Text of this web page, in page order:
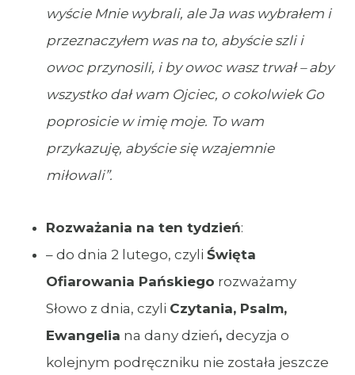
wyście Mnie wybrali, ale Ja was wybrałem i
przeznaczyłem was na to, abyście szli i
owoc przynosili, i by owoc wasz trwał – aby
wszystko dał wam Ojciec, o cokolwiek Go
poprosicie w imię moje. To wam
przykazuję, abyście się wzajemnie
miłowali”.
Rozważania na ten tydzień:
– do dnia 2 lutego, czyli Święta
Ofiarowania Pańskiego rozważamy
Słowo z dnia, czyli Czytania, Psalm,
Ewangelia na dany dzień, decyzja o
kolejnym podręczniku nie została jeszcze